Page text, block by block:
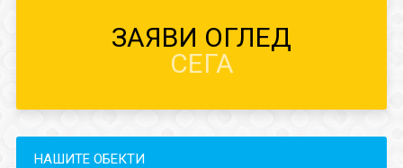
ЗАЯВИ ОГЛЕД
СЕГА
НАШИТЕ ОБЕКТИ